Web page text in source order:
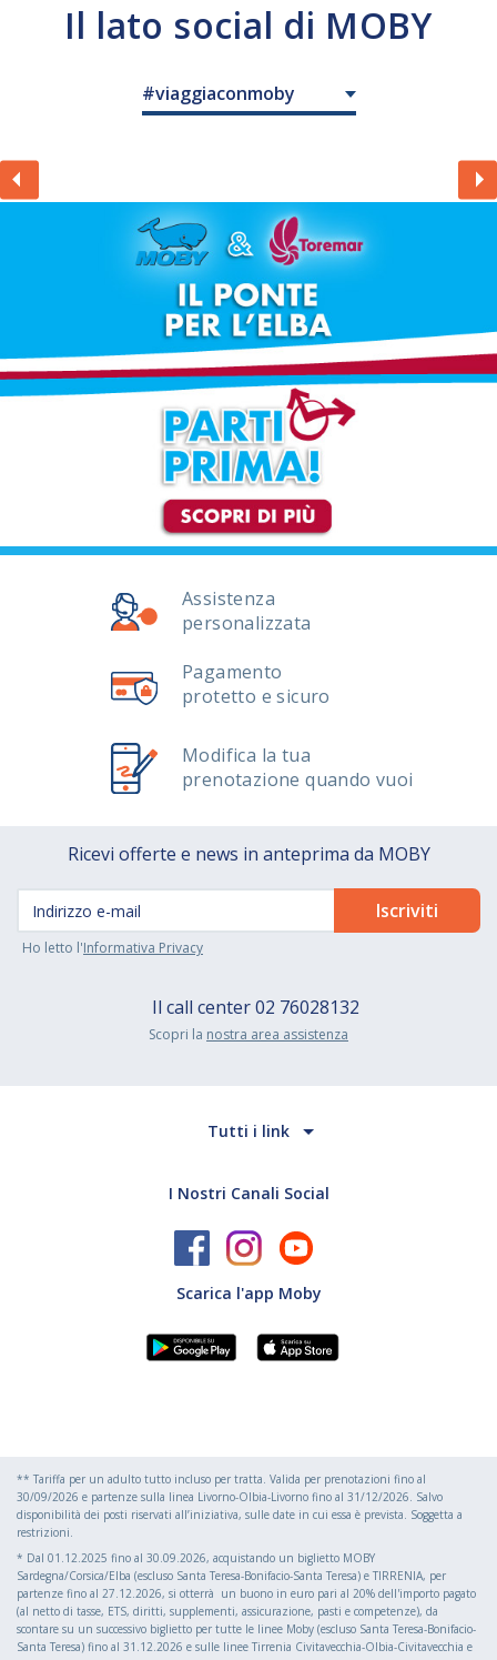
Il lato social di MOBY
#viaggiaconmoby
Assistenza
personalizzata
Pagamento
protetto e sicuro
Modifica la tua
prenotazione quando vuoi
Ricevi offerte e news in anteprima da MOBY
Ho letto l'Informativa Privacy
Il call center02 76028132
Scopri la nostra area assistenza
Tutti i link
I Nostri Canali Social
Scarica l'app Moby
** Tariffa per un adulto tutto incluso per tratta. Valida per prenotazioni fino al
30/09/2026 e partenze sulla linea Livorno-Olbia-Livorno fino al 31/12/2026. Salvo
disponibilità dei posti riservati all’iniziativa, sulle date in cui essa è prevista. Soggetta a
restrizioni.
* Dal 01.12.2025 fino al 30.09.2026, acquistando un biglietto MOBY
Sardegna/Corsica/Elba (escluso Santa Teresa-Bonifacio-Santa Teresa) e TIRRENIA, per
partenze fino al 27.12.2026, si otterrà un buono in euro pari al 20% dell'importo pagato
(al netto di tasse, ETS, diritti, supplementi, assicurazione, pasti e competenze), da
scontare su un successivo biglietto per tutte le linee Moby (escluso Santa Teresa-Bonifacio-
Santa Teresa) fino al 31.12.2026 e sulle linee Tirrenia Civitavecchia-Olbia-Civitavecchia e